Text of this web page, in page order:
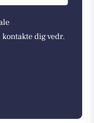
dig vedr.